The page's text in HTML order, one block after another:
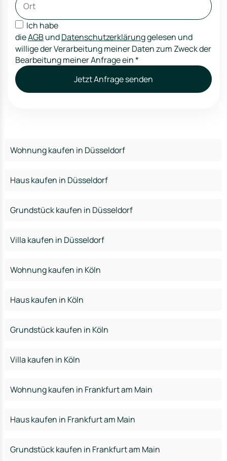
Ich habe
dieAGBundDatenschutzerklärunggelesen und
willige der Verarbeitung meiner Daten zum Zweck der
Bearbeitung meiner Anfrage ein*
Jetzt Anfrage senden
Wohnung kaufen in Düsseldorf
Haus kaufen in Düsseldorf
Grundstück kaufen in Düsseldorf
Villa kaufen in Düsseldorf
Wohnung kaufen in Köln
Haus kaufen in Köln
Grundstück kaufen in Köln
Villa kaufen in Köln
Wohnung kaufen in Frankfurt am Main
Haus kaufen in Frankfurt am Main
Grundstück kaufen in Frankfurt am Main